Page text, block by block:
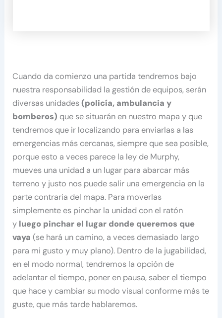
Cuando da comienzo una partida tendremos bajo
nuestra responsabilidad la gestión de equipos, serán
diversas unidades(policía, ambulancia y
bomberos) que se situarán en nuestro mapa y que
tendremos que ir localizando para enviarlas a las
emergencias más cercanas, siempre que sea posible,
porque esto a veces parece la ley de Murphy,
mueves una unidad a un lugar para abarcar más
terreno y justo nos puede salir una emergencia en la
parte contraria del mapa. Para moverlas
simplemente es pinchar la unidad con el ratón
y luego pinchar el lugar donde queremos que
vaya (se hará un camino, a veces demasiado largo
para mi gusto y muy plano). Dentro de la jugabilidad,
en el modo normal, tendremos la opción de
adelantar el tiempo, poner en pausa, saber el tiempo
que hace y cambiar su modo visual conforme más te
guste, que más tarde hablaremos.